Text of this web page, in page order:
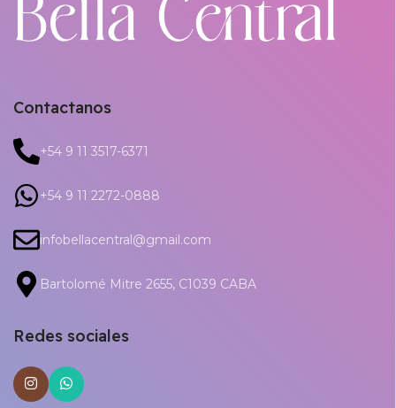
Contactanos
+54 9 11 3517-6371
+54 9 11 2272-0888
infobellacentral@gmail.com
Bartolomé Mitre 2655, C1039 CABA
Redes sociales